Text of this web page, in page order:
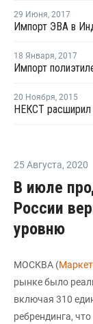
29 Июня, 2017
18 Января, 2017
Импорт
20 Ноября, 2015
25 Августа, 2020
В июле
России
уровню
МОСКВА (
рынке было
включая 310
ребрендинга,